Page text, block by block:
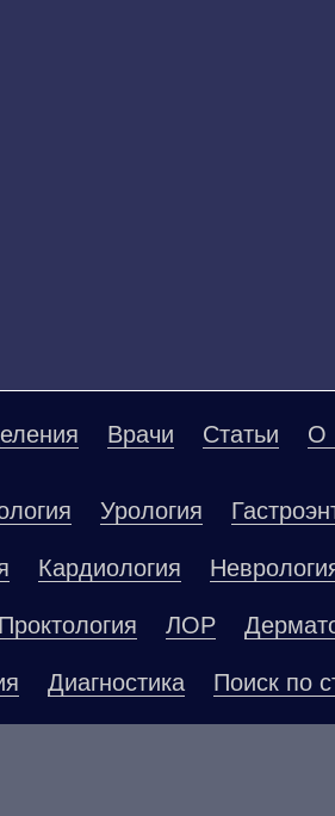
Врачи Статьи О
Урология
Кардиология
Проктология ЛОР
Диагностика Поиск по